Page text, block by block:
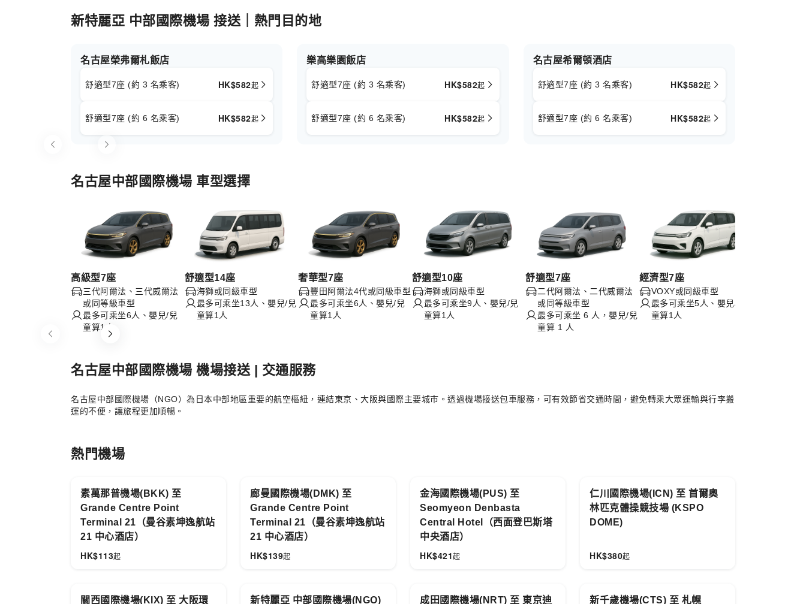
新特麗亞 中部國際機場 接送｜熱門目的地
名古屋榮弗爾札飯店
舒適型7座 (約 3 名乘客) HK$582起
舒適型7座 (約 6 名乘客) HK$582起
樂高樂園飯店
舒適型7座 (約 3 名乘客) HK$582起
舒適型7座 (約 6 名乘客) HK$582起
名古屋希爾頓酒店
舒適型7座 (約 3 名乘客) HK$582起
舒適型7座 (約 6 名乘客) HK$582起
of
名古屋中部國際機場 車型選擇
高級型7座
三代阿爾法、三代威爾法
或同等級車型
最多可乘坐6人、嬰兒/兒
童算1人
舒適型14座
海獅或同級車型
最多可乘坐13人、嬰兒/兒
童算1人
奢華型7座
豐田阿爾法4代或同級車型
最多可乘坐6人、嬰兒/兒
童算1人
舒適型10座
海獅或同級車型
最多可乘坐9人、嬰兒/兒
童算1人
舒適型7座
二代阿爾法、二代威爾法
或同等級車型
最多可乘坐 6 人，嬰兒/兒
童算 1 人
經濟型7座
VOXY或同級車型
最多可乘坐5人、嬰兒/兒
童算1人
of
名古屋中部國際機場 機場接送 | 交通服務
名古屋中部國際機場（NGO）為日本中部地區重要的航空樞紐，連結東京、大阪與國際主要城市。透過機場接送包車服務，可有效節省交通時間，避免轉乘大眾運輸與行李搬
運的不便，讓旅程更加順暢。
熱門機場
素萬那普機場(BKK) 至
Grande Centre Point
Terminal 21（曼谷素坤逸航站
21 中心酒店）
HK$113起
廊曼國際機場(DMK) 至
Grande Centre Point
Terminal 21（曼谷素坤逸航站
21 中心酒店）
HK$139起
金海國際機場(PUS) 至
Seomyeon Denbasta
Central Hotel（西面登巴斯塔
中央酒店）
HK$421起
仁川國際機場(ICN) 至 首爾奧
林匹克體操競技場 (KSPO
DOME)
HK$380起
關西國際機場(KIX) 至 大阪環 新特麗亞 中部國際機場(NGO) 成田國際機場(NRT) 至 東京迪 新千歲機場(CTS) 至 札幌